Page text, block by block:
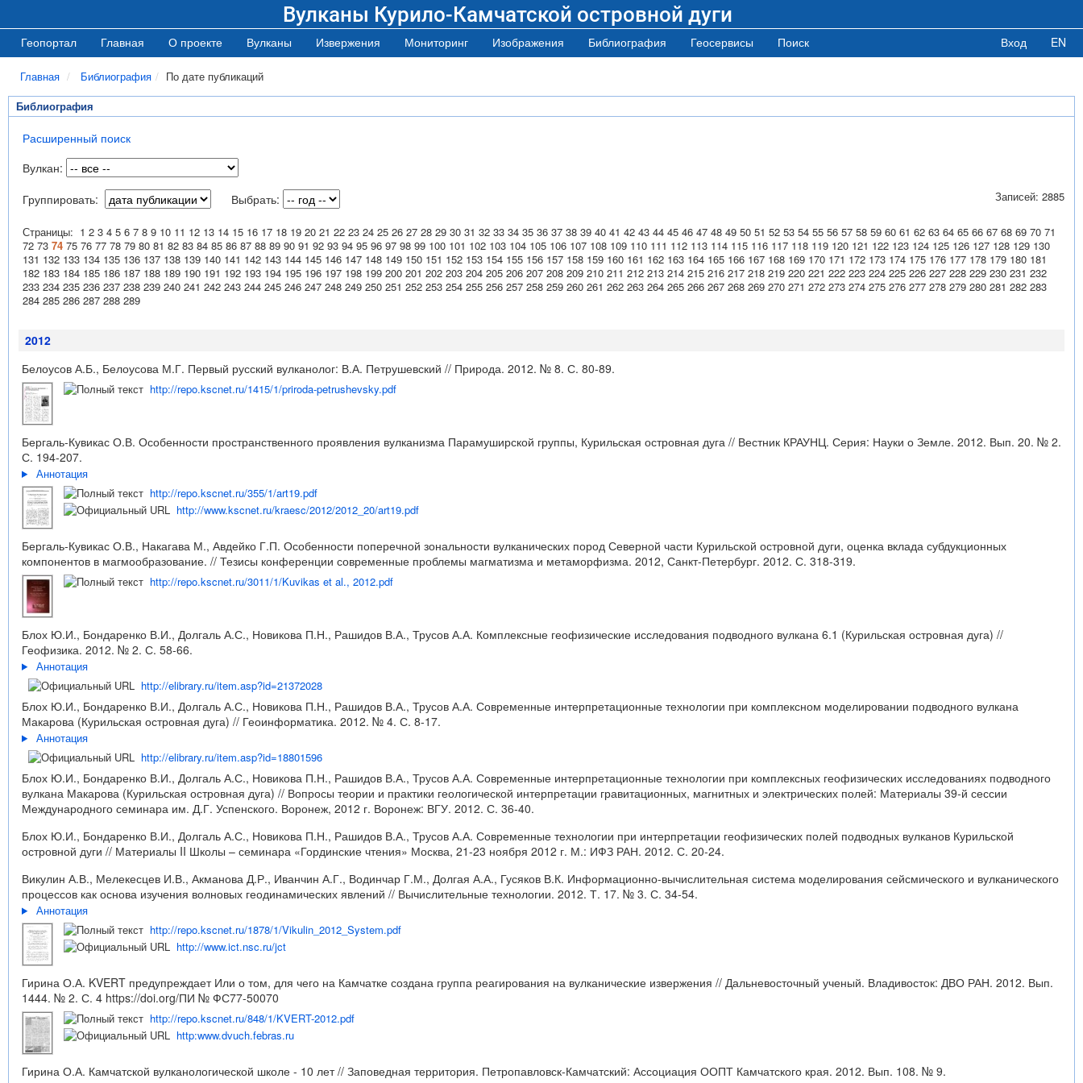
Вулканы Курило-Камчатской островной дуги
Геопортал Главная О проекте Вулканы Извержения Мониторинг Изображения Библиография Геосервисы Поиск Вход EN
Главная Библиография По дате публикаций
Библиография
Расширенный поиск
Вулкан:
Группировать:
Выбрать: Записей: 2885
Страницы: 1 2 3 4 5 6 7 8 9 10 11 12 13 14 15 16 17 18 19 20 21 22 23 24 25 26 27 28 29 30 31 32 33 34 35 36 37 38 39 40 41 42 43 44 45 46 47 48 49 50 51 52 53 54 55 56 57 58 59 60 61 62 63 64 65 66 67 68 69 70 71
72 73 74 75 76 77 78 79 80 81 82 83 84 85 86 87 88 89 90 91 92 93 94 95 96 97 98 99 100 101 102 103 104 105 106 107 108 109 110 111 112 113 114 115 116 117 118 119 120 121 122 123 124 125 126 127 128 129 130
131 132 133 134 135 136 137 138 139 140 141 142 143 144 145 146 147 148 149 150 151 152 153 154 155 156 157 158 159 160 161 162 163 164 165 166 167 168 169 170 171 172 173 174 175 176 177 178 179 180 181
182 183 184 185 186 187 188 189 190 191 192 193 194 195 196 197 198 199 200 201 202 203 204 205 206 207 208 209 210 211 212 213 214 215 216 217 218 219 220 221 222 223 224 225 226 227 228 229 230 231 232
233 234 235 236 237 238 239 240 241 242 243 244 245 246 247 248 249 250 251 252 253 254 255 256 257 258 259 260 261 262 263 264 265 266 267 268 269 270 271 272 273 274 275 276 277 278 279 280 281 282 283
284 285 286 287 288 289
2012
Белоусов А.Б., Белоусова М.Г. Первый русский вулканолог: В.А. Петрушевский // Природа. 2012. № 8. С. 80-89.
http://repo.kscnet.ru/1415/1/priroda-petrushevsky.pdf
Бергаль-Кувикас О.В. Особенности пространственного проявления вулканизма Парамуширской группы, Курильская островная дуга // Вестник КРАУНЦ. Серия: Науки о Земле. 2012. Вып. 20. № 2.
С. 194-207.
Аннотация
http://repo.kscnet.ru/355/1/art19.pdf
http://www.kscnet.ru/kraesc/2012/2012_20/art19.pdf
Бергаль-Кувикас О.В., Накагава М., Авдейко Г.П. Особенности поперечной зональности вулканических пород Северной части Курильской островной дуги, оценка вклада субдукционных
компонентов в магмообразование. // Тезисы конференции современные проблемы магматизма и метаморфизма. 2012, Санкт-Петербург. 2012. С. 318-319.
http://repo.kscnet.ru/3011/1/Kuvikas et al., 2012.pdf
Блох Ю.И., Бондаренко В.И., Долгаль А.С., Новикова П.Н., Рашидов В.А., Трусов А.А. Комплексные геофизические исследования подводного вулкана 6.1 (Курильская островная дуга) //
Геофизика. 2012. № 2. С. 58-66.
Аннотация
http://elibrary.ru/item.asp?id=21372028
Блох Ю.И., Бондаренко В.И., Долгаль А.С., Новикова П.Н., Рашидов В.А., Трусов А.А. Современные интерпретационные технологии при комплексном моделировании подводного вулкана
Макарова (Курильская островная дуга) // Геоинформатика. 2012. № 4. С. 8-17.
Аннотация
http://elibrary.ru/item.asp?id=18801596
Блох Ю.И., Бондаренко В.И., Долгаль А.С., Новикова П.Н., Рашидов В.А., Трусов А.А. Современные интерпретационные технологии при комплексных геофизических исследованиях подводного
вулкана Макарова (Курильская островная дуга) // Вопросы теории и практики геологической интерпретации гравитационных, магнитных и электрических полей: Материалы 39-й сессии
Международного семинара им. Д.Г. Успенского. Воронеж, 2012 г. Воронеж: ВГУ. 2012. С. 36-40.
Блох Ю.И., Бондаренко В.И., Долгаль А.С., Новикова П.Н., Рашидов В.А., Трусов А.А. Современные технологии при интерпретации геофизических полей подводных вулканов Курильской
островной дуги // Материалы II Школы – семинара «Гординские чтения» Москва, 21-23 ноября 2012 г. М.: ИФЗ РАН. 2012. С. 20-24.
Викулин А.В., Мелекесцев И.В., Акманова Д.Р., Иванчин А.Г., Водинчар Г.М., Долгая А.А., Гусяков В.К. Информационно-вычислительная система моделирования сейсмического и вулканического
процессов как основа изучения волновых геодинамических явлений // Вычислительные технологии. 2012. Т. 17. № 3. С. 34-54.
Аннотация
http://repo.kscnet.ru/1878/1/Vikulin_2012_System.pdf
http://www.ict.nsc.ru/jct
Гирина О.А. KVERT предупреждает Или о том, для чего на Камчатке создана группа реагирования на вулканические извержения // Дальневосточный ученый. Владивосток: ДВО РАН. 2012. Вып.
1444. № 2. С. 4 https://doi.org/ПИ № ФС77-50070
http://repo.kscnet.ru/848/1/KVERT-2012.pdf
http:www.dvuch.febras.ru
Гирина О.А. Камчатской вулканологической школе - 10 лет // Заповедная территория. Петропавловск-Камчатский: Ассоциация ООПТ Камчатского края. 2012. Вып. 108. № 9.